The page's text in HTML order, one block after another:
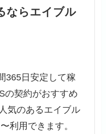
ならエイブル
365日安定して稼
の契約がおすすめ
気のあるエイブル
利用できます。